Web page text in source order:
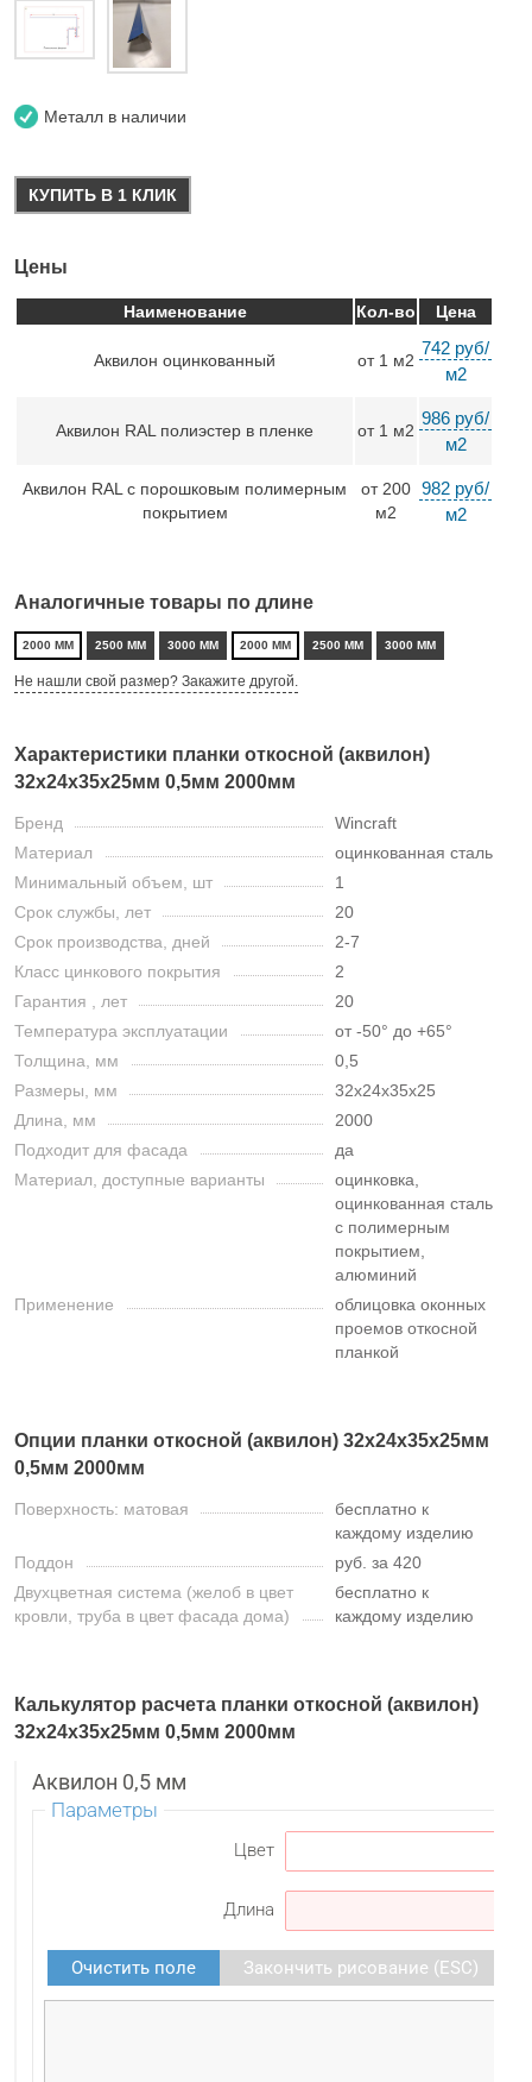
Металл в наличии
КУПИТЬ В 1 КЛИК
Цены
Наименование Кол-во Цена
Аквилон оцинкованный от 1 м2
742 руб/
м2
Аквилон RAL полиэстер в пленке от 1 м2
986 руб/
м2
Аквилон RAL с порошковым полимерным
покрытием
от 200
м2
982 руб/
м2
Аналогичные товары по длине
2000 ММ 2500 ММ 3000 ММ 2000 ММ 2500 ММ 3000 ММ
Не нашли свой размер? Закажите другой.
Характеристики планки откосной (аквилон)
32х24х35х25мм 0,5мм 2000мм
Бренд
Wincraft
Материал
оцинкованная сталь
Минимальный объем, шт
1
Срок службы, лет
20
Срок производства, дней
2-7
Класс цинкового покрытия
2
Гарантия , лет
20
Температура эксплуатации
от -50° до +65°
Толщина, мм
0,5
Размеры, мм
32х24х35х25
Длина, мм
2000
Подходит для фасада
да
Материал, доступные варианты
оцинковка,
оцинкованная сталь
с полимерным
покрытием,
алюминий
Применение
облицовка оконных
проемов откосной
планкой
Опции планки откосной (аквилон) 32х24х35х25мм
0,5мм 2000мм
Поверхность: матовая
бесплатно к
каждому изделию
Поддон
руб. за 420
Двухцветная система (желоб в цвет
кровли, труба в цвет фасада дома)
бесплатно к
каждому изделию
Калькулятор расчета планки откосной (аквилон)
32х24х35х25мм 0,5мм 2000мм